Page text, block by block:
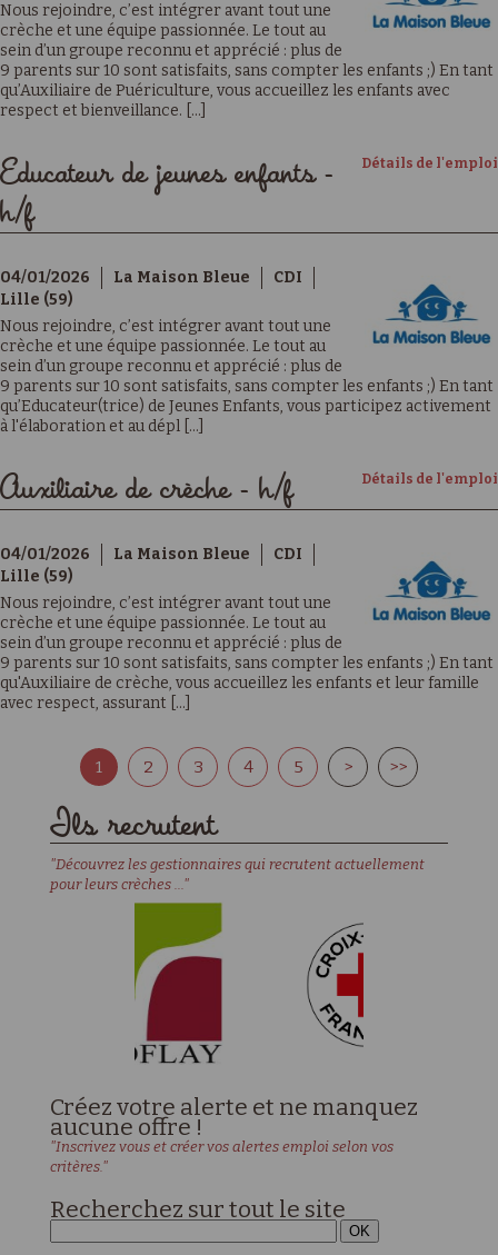
Nous rejoindre, c’est intégrer avant tout une
crèche et une équipe passionnée. Le tout au
sein d’un groupe reconnu et apprécié : plus de
9 parents sur 10 sont satisfaits, sans compter les enfants ;) En tant
qu’Auxiliaire de Puériculture, vous accueillez les enfants avec
respect et bienveillance. [...]
Détails de l'emploi
Educateur de jeunes enfants -
h/f
04/01/2026 La Maison Bleue
CDI
Lille (59)
Nous rejoindre, c’est intégrer avant tout une
crèche et une équipe passionnée. Le tout au
sein d’un groupe reconnu et apprécié : plus de
9 parents sur 10 sont satisfaits, sans compter les enfants ;) En tant
qu’Educateur(trice) de Jeunes Enfants, vous participez activement
à l'élaboration et au dépl [...]
Détails de l'emploi
Auxiliaire de crèche - h/f
04/01/2026 La Maison Bleue
CDI
Lille (59)
Nous rejoindre, c’est intégrer avant tout une
crèche et une équipe passionnée. Le tout au
sein d’un groupe reconnu et apprécié : plus de
9 parents sur 10 sont satisfaits, sans compter les enfants ;) En tant
qu'Auxiliaire de crèche, vous accueillez les enfants et leur famille
avec respect, assurant [...]
1 2 3 4 5 > >>
Ils recrutent
"Découvrez les gestionnaires qui recrutent actuellement
pour leurs crèches ..."
Créez votre alerte et ne manquez
aucune offre !
"Inscrivez vous et créer vos alertes emploi selon vos
critères."
Recherchez sur tout le site